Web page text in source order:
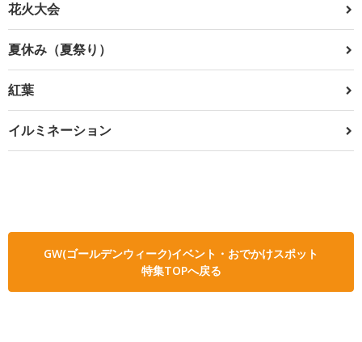
花火大会
夏休み（夏祭り）
紅葉
イルミネーション
GW(ゴールデンウィーク)イベント・おでかけスポット
特集TOPへ戻る